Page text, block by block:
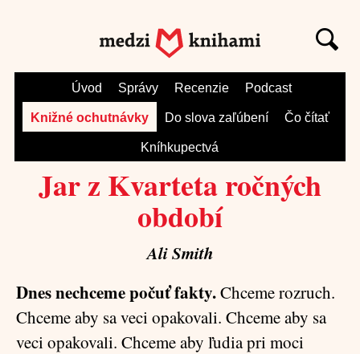
Úvod Správy Recenzie Podcast
Knižné ochutnávky Do slova zaľúbení Čo čítať
Kníhkupectvá
Jar z Kvarteta ročných
období
Ali Smith
Dnes nechceme počuť fakty.Chceme rozruch.
Chceme aby sa veci opakovali. Chceme aby sa
veci opakovali. Chceme aby ľudia pri moci